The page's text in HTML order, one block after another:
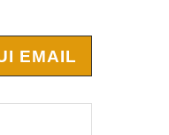
EMAIL